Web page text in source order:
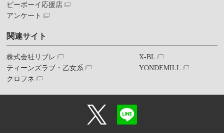
ビーボーイ応援店
アンケート
関連サイト
株式会社リブレ
ティーンズラブ・乙女系
クロフネ
X-BL
YONDEMILL